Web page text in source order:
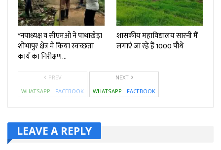
*नपाध्यक्ष व सीएमओ ने पाथाखेड़ा
शोभापुर क्षेत्र में किया स्वच्छता
कार्य का निरीक्षण…
शासकीय महाविद्यालय सारनी मैं
लगाएं जा रहे हैं 1000 पौधे
PREV
WHATSAPP
FACEBOOK
NEXT
WHATSAPP
FACEBOOK
LEAVE A REPLY